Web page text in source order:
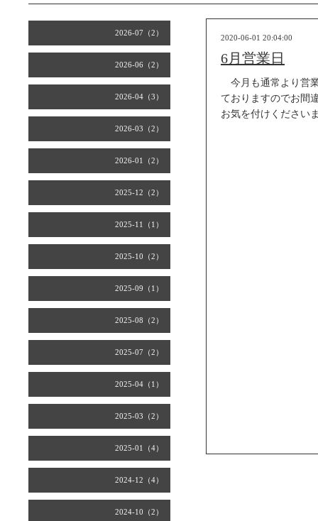
2026-07（2）
2026-06（2）
2026-04（3）
2026-03（2）
2026-01（2）
2025-12（2）
2025-11（1）
2025-10（2）
2025-09（1）
2025-08（2）
2025-07（2）
2025-04（1）
2025-03（2）
2025-01（4）
2024-12（4）
2024-10（2）
2020-06-01 20:04:00
6月営業日
今月も通常より営
ておりますのでお間
お気を付けください